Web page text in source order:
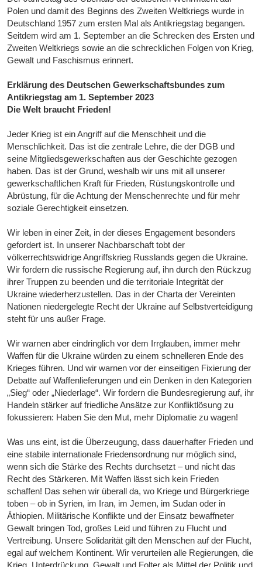
Polen und damit des Beginns des Zweiten Weltkriegs wurde in
Deutschland 1957 zum ersten Mal als Antikriegstag begangen.
Seitdem wird am 1. September an die Schrecken des Ersten und
Zweiten Weltkriegs sowie an die schrecklichen Folgen von Krieg,
Gewalt und Faschismus erinnert.
Erklärung des Deutschen Gewerkschaftsbundes zum
Antikriegstag am 1. September 2023
Die Welt braucht Frieden!
Jeder Krieg ist ein Angriff auf die Menschheit und die
Menschlichkeit. Das ist die zentrale Lehre, die der DGB und
seine Mitgliedsgewerkschaften aus der Geschichte gezogen
haben. Das ist der Grund, weshalb wir uns mit all unserer
gewerkschaftlichen Kraft für Frieden, Rüstungskontrolle und
Abrüstung, für die Achtung der Menschenrechte und für mehr
soziale Gerechtigkeit einsetzen.
Wir leben in einer Zeit, in der dieses Engagement besonders
gefordert ist. In unserer Nachbarschaft tobt der
völkerrechtswidrige Angriffskrieg Russlands gegen die Ukraine.
Wir fordern die russische Regierung auf, ihn durch den Rückzug
ihrer Truppen zu beenden und die territoriale Integrität der
Ukraine wiederherzustellen. Das in der Charta der Vereinten
Nationen niedergelegte Recht der Ukraine auf Selbstverteidigung
steht für uns außer Frage.
Wir warnen aber eindringlich vor dem Irrglauben, immer mehr
Waffen für die Ukraine würden zu einem schnelleren Ende des
Krieges führen. Und wir warnen vor der einseitigen Fixierung der
Debatte auf Waffenlieferungen und ein Denken in den Kategorien
„Sieg“ oder „Niederlage“. Wir fordern die Bundesregierung auf, ihr
Handeln stärker auf friedliche Ansätze zur Konfliktlösung zu
fokussieren: Haben Sie den Mut, mehr Diplomatie zu wagen!
Was uns eint, ist die Überzeugung, dass dauerhafter Frieden und
eine stabile internationale Friedensordnung nur möglich sind,
wenn sich die Stärke des Rechts durchsetzt – und nicht das
Recht des Stärkeren. Mit Waffen lässt sich kein Frieden
schaffen! Das sehen wir überall da, wo Kriege und Bürgerkriege
toben – ob in Syrien, im Iran, im Jemen, im Sudan oder in
Äthiopien. Militärische Konflikte und der Einsatz bewaffneter
Gewalt bringen Tod, großes Leid und führen zu Flucht und
Vertreibung. Unsere Solidarität gilt den Menschen auf der Flucht,
egal auf welchem Kontinent. Wir verurteilen alle Regierungen, die
Krieg, Unterdrückung, Gewalt und Folter als Mittel der Politik und